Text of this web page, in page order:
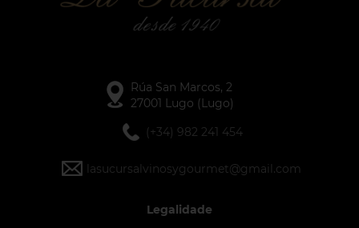
Rúa San Marcos, 2
27001 Lugo (Lugo)
(+34) 982 241 454
lasucursalvinosygourmet@gmail.com
Legalidade